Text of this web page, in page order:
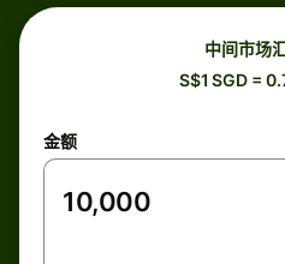
中间市场
S$1 SGD =
金额